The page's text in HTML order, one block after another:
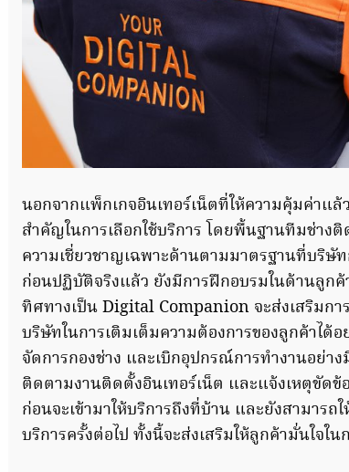
นอกจากแพ็กเกจอินเทอร์เน็ตที่ให้ความคุ้มค่าแ
สำคัญในการเลือกใช้บริการ โดยพื้นฐานทีมช่า
ความเชี่ยวชาญเฉพาะด้านตามมาตรฐานที่บริษั
ก่อนปฏิบัติจริงแล้ว ยังมีการฝึกอบรมในด้านลูก
ทิศทางเป็น Digital Companion จะส่งเสริมกา
บริษัทในการเติมเต็มความต้องการของลูกค้าไ
จัดการกองช่าง และเบิกอุปกรณ์การทำงานอย่
ติดตามงานติดตั้งอินเทอร์เน็ต และแจ้งเหตุขัด
ก่อนจะเข้ามาให้บริการถึงที่บ้าน และยังสามาร
บริการครั้งต่อไป ทั้งนี้จะส่งเสริมให้ลูกค้ามั่นใจใ